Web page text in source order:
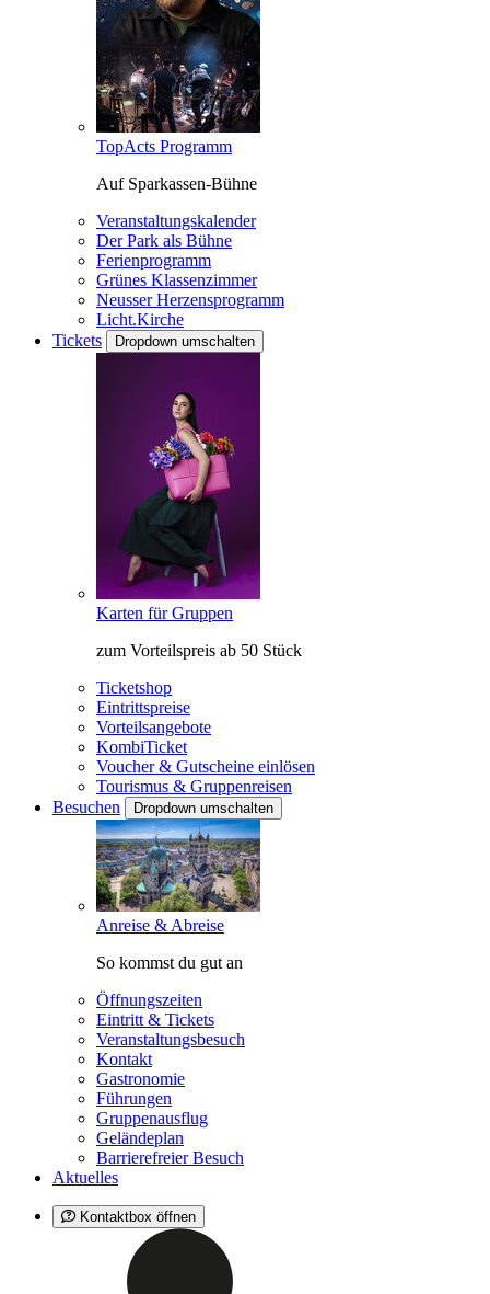
TopActs Programm
Auf Sparkassen-Bühne
Veranstaltungskalender
Der Park als Bühne
Ferienprogramm
Grünes Klassenzimmer
Neusser Herzensprogramm
Licht.Kirche
Tickets
Dropdown umschalten
Karten für Gruppen
zum Vorteilspreis ab 50 Stück
Ticketshop
Eintrittspreise
Vorteilsangebote
KombiTicket
Voucher & Gutscheine einlösen
Tourismus & Gruppenreisen
Besuchen
Dropdown umschalten
Anreise & Abreise
So kommst du gut an
Öffnungszeiten
Eintritt & Tickets
Veranstaltungsbesuch
Kontakt
Gastronomie
Führungen
Gruppenausflug
Geländeplan
Barrierefreier Besuch
Aktuelles
Kontaktbox öffnen